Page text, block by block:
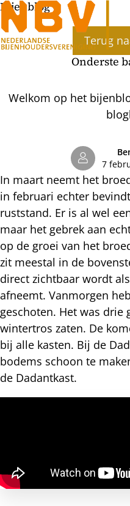
Bijenblog
Terug
Onderste
Welkom op het
7
In maart neemt het
in februari echter
ruststand. Er is al wel
maar het gebrek aan
op de groei van het
zit meestal in de
direct zichtbaar wordt
afneemt. Vanmorgen
geschoten. Het was drie
wintertros zaten. De
bij alle kasten. Bij de
bodems schoon te
de Dadantkast.